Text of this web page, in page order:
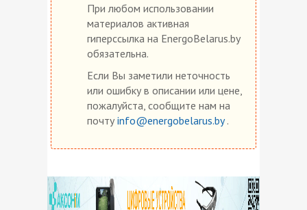
При любом использовании
материалов активная
гиперссылка на EnergoBelarus.by
обязательна.
Если Вы заметили неточность
или ошибку в описании или цене,
пожалуйста, сообщите нам на
почту info@energobelarus.by.